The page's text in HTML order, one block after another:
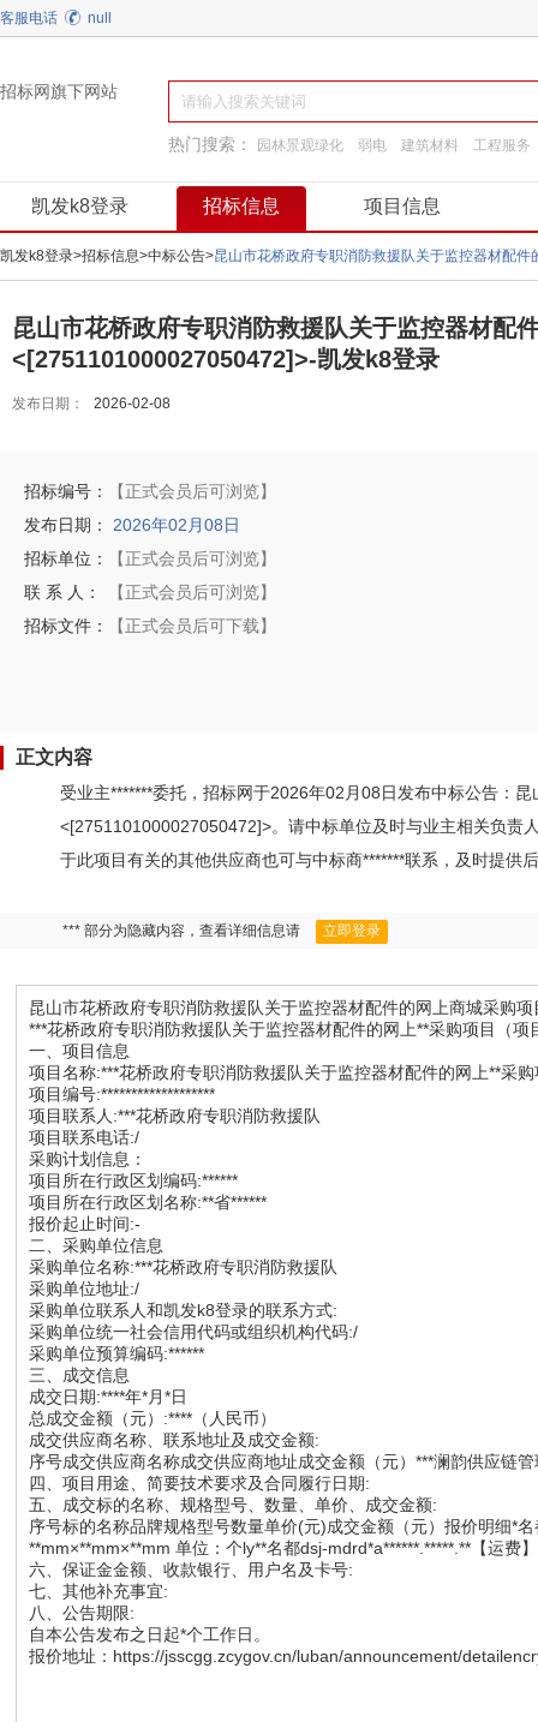
客服电话 null
招标网旗下网站
热门搜索： 园林景观绿化 弱电 建筑材料
工程服务
凯发k8登录 招标信息 项目信息
凯发k8登录>招标信息>中标公告>昆山市花桥政府专职消防救援队关于监控器材配
昆山市花桥政府专职消防救援队关于监控器材配
<[2751101000027050472]>-凯发k8登录
发布日期： 2026-02-08
招标编号：
【正式会员后可浏览】
发布日期：
2026年02月08日
招标单位：
【正式会员后可浏览】
联 系 人：
【正式会员后可浏览】
招标文件：
【正式会员后可下载】
正文内容
受业主*******委托，招标网于2026年02月08日发布中标公告：
<[2751101000027050472]>。请中标单位及时与业主相关负责
于此项目有关的其他供应商也可与中标商*******联系，及时提供
*** 部分为隐藏内容，查看详细信息请 立即登录
昆山市花桥政府专职消防救援队关于监控器材配件的网上商城采购
***花桥政府专职消防救援队关于监控器材配件的网上**采购项目（
一、项目信息
项目名称:***花桥政府专职消防救援队关于监控器材配件的网上**采
项目编号:*******************
项目联系人:***花桥政府专职消防救援队
项目联系电话:/
采购计划信息：
项目所在行政区划编码:******
项目所在行政区划名称:**省******
报价起止时间:-
二、采购单位信息
采购单位名称:***花桥政府专职消防救援队
采购单位地址:/
采购单位联系人和凯发k8登录的联系方式:
采购单位统一社会信用代码或组织机构代码:/
采购单位预算编码:******
三、成交信息
成交日期:****年*月*日
总成交金额（元）:****（人民币）
成交供应商名称、联系地址及成交金额:
序号成交供应商名称成交供应商地址成交金额（元）***澜韵供应链
四、项目用途、简要技术要求及合同履行日期:
五、成交标的名称、规格型号、数量、单价、成交金额:
序号标的名称品牌规格型号数量单价(元)成交金额（元）报价明细*
**mm×**mm×**mm 单位：个ly**名都dsj-mdrd*a******.*****.**【运费
六、保证金金额、收款银行、用户名及卡号:
七、其他补充事宜:
八、公告期限:
自本公告发布之日起*个工作日。
报价地址：https://jsscgg.zcygov.cn/luban/announcement/